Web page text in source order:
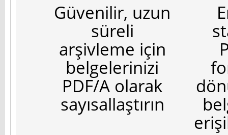
Güvenilir, uzun
süreli
arşivleme için
belgelerinizi
PDF/A olarak
sayısallaştırın